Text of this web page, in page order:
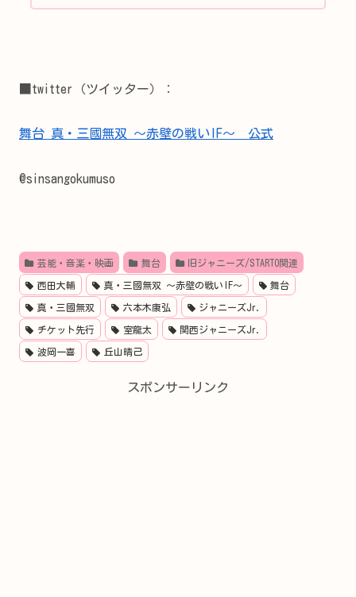
■twitter（ツイッター）：
舞台 真・三國無双 ～赤壁の戦いIF～ 公式
@sinsangokumuso
芸能・音楽・映画 舞台 旧ジャニーズ/STARTO関連
西田大輔 真・三國無双 ～赤壁の戦いIF～ 舞台
真・三國無双 六本木康弘 ジャニーズJr.
チケット先行 室龍太 関西ジャニーズJr.
波岡一喜 丘山晴己
スポンサーリンク